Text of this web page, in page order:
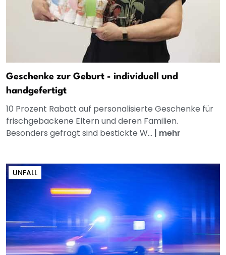
Geschenke zur Geburt - individuell und
handgefertigt
10 Prozent Rabatt auf personalisierte Geschenke für
frischgebackene Eltern und deren Familien.
Besonders gefragt sind bestickte W... | mehr
UNFALL